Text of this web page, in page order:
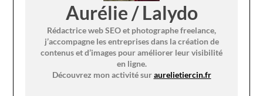
Aurélie / Lalydo
Rédactrice web SEO et photographe freelance,
j’accompagne les entreprises dans la création de
contenus et d’images pour améliorer leur visibilité
en ligne.
Découvrez mon activité suraurelietiercin.fr